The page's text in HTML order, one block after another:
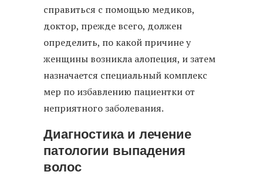
справиться с помощью медиков,
доктор, прежде всего, должен
определить, по какой причине у
женщины возникла алопеция, и затем
назначается специальный комплекс
мер по избавлению пациентки от
неприятного заболевания.
Диагностика и лечение
патологии выпадения
волос